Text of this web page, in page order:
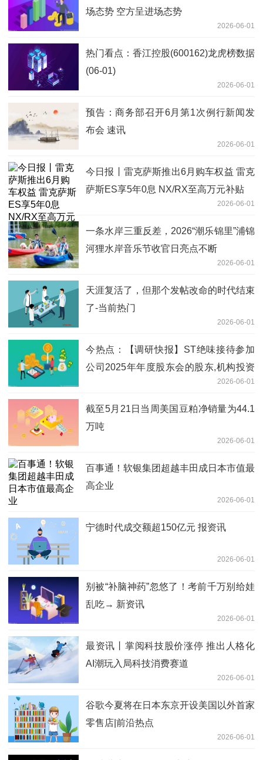
场态势 空方呈进场态势
2026-06-01
热门看点：香江控股(600162)龙虎榜数据
(06-01)
2026-06-01
预告：商务部召开6月第1次例行新闻发
布会 速讯
2026-06-01
今日报丨雷克萨斯推出6月购车权益 雷克
萨斯ES享5年0息 NX/RX至高万元补贴
2026-06-01
一条水岸三重反差，2026“潮乐锦里”浦锦
河狸水岸音乐节收官日亮点不断
2026-06-01
天涯复活了，但那个发帖改命的时代结束
了-当前热门
2026-06-01
今热点：【调研快报】ST绝味接待参加
公司2025年年度股东会的股东,机构投资
2026-06-01
截至5月21日当周美国豆粕净销量为44.1
万吨
2026-06-01
百事通！软银集团超越丰田成日本市值最
高企业
2026-06-01
宁德时代成交额超150亿元 报资讯
2026-06-01
别被“补脑神药”忽悠了！考前千万别给娃
乱吃→ 新资讯
2026-06-01
最资讯丨掌阅科技股价涨停 推出人格化
AI潮玩入局科技消费赛道
2026-06-01
谷歌今夏将在日本东京开设美国以外首家
零售店|前沿热点
2026-06-01